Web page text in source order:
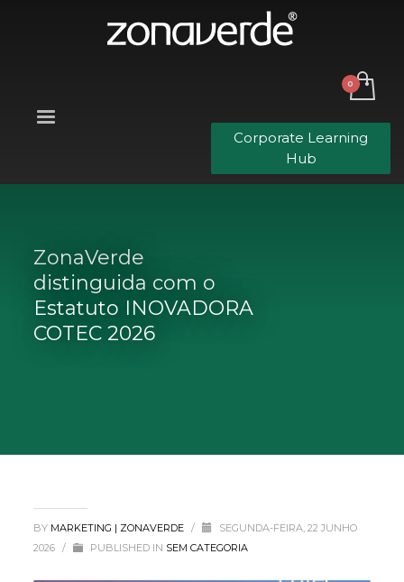
Corporate Learning
Hub
ZonaVerde
distinguida com o
Estatuto INOVADORA
COTEC 2026
BY MARKETING | ZONAVERDE /
SEGUNDA-FEIRA, 22 JUNHO
2026
/ PUBLISHED IN SEM CATEGORIA